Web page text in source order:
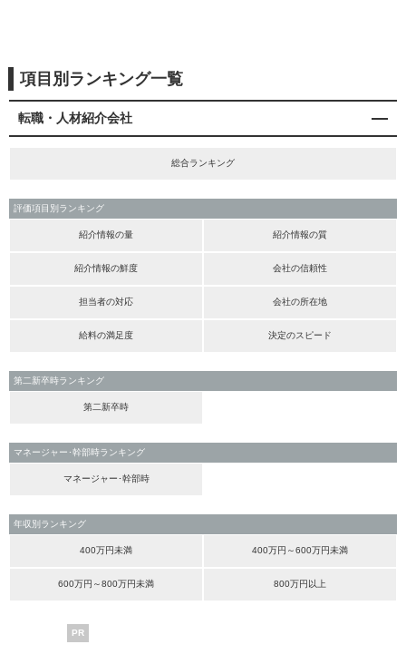
項目別ランキング一覧
転職・人材紹介会社
総合ランキング
評価項目別ランキング
紹介情報の量 紹介情報の質
紹介情報の鮮度 会社の信頼性
担当者の対応 会社の所在地
給料の満足度 決定のスピード
第二新卒時ランキング
第二新卒時
マネージャー･幹部時ランキング
マネージャー･幹部時
年収別ランキング
400万円未満 400万円～600万円未満
600万円～800万円未満 800万円以上
PR